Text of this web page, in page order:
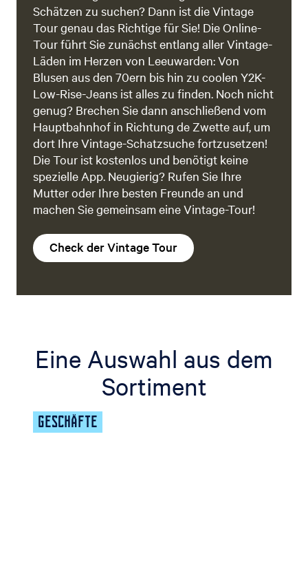
Schätzen zu suchen? Dann ist die Vintage
Tour genau das Richtige für Sie! Die Online-
Tour führt Sie zunächst entlang aller Vintage-
Läden im Herzen von Leeuwarden: Von
Blusen aus den 70ern bis hin zu coolen Y2K-
Low-Rise-Jeans ist alles zu finden. Noch nicht
genug? Brechen Sie dann anschließend vom
Hauptbahnhof in Richtung de Zwette auf, um
dort Ihre Vintage-Schatzsuche fortzusetzen!
Die Tour ist kostenlos und benötigt keine
spezielle App. Neugierig? Rufen Sie Ihre
Mutter oder Ihre besten Freunde an und
machen Sie gemeinsam eine Vintage-Tour!
Check der Vintage Tour
Eine Auswahl aus dem
Sortiment
GESCHÄFTE